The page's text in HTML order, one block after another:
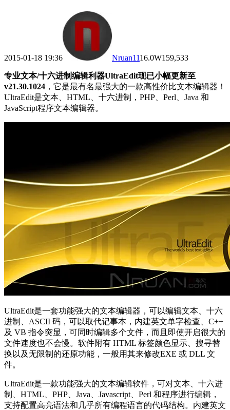
2015-01-18 19:36 Nruan1116.0W159,533
专业文本/十六进制编辑利器UltraEdit现已小幅更新至
v21.30.1024 ，它是最有名最强大的一款高性价比文本编辑器！
UltraEdit是文本、HTML、十六进制，PHP、Perl、Java 和
JavaScript程序文本编辑器。
UltraEdit是一套功能强大的文本编辑器，可以编辑文本、十六
进制、ASCII 码，可以取代记事本，内建英文单字检查、C++
及 VB 指令突显，可同时编辑多个文件，而且即使开启很大的
文件速度也不会慢。软件附有 HTML 标签颜色显示、搜寻替
换以及无限制的还原功能，一般用其来修改EXE 或 DLL 文
件。
UltraEdit是一款功能强大的文本编辑软件，可对文本、十六进
制、HTML、PHP、Java、Javascript、Perl 和程序进行编辑，
支持配置高亮语法和几乎所有编程语言的代码结构。内建英文